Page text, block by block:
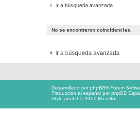
Ir a búsqueda avanzada
No se encontraron coincidencias.
Ir a búsqueda avanzada
Desarrollado porphpBB® Forum
Traducción al español porphpBB
Style proflat © 2017 Mazeltof